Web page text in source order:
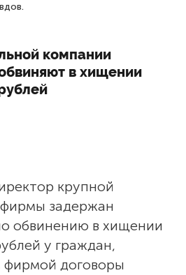
компании
в хищении
крупной
задержан
обвинению в хищении
у граждан,
фирмой договоры